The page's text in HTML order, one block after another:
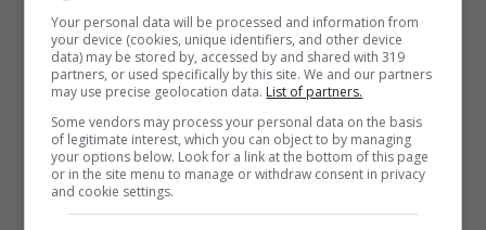
ai percorsi immersi nella macchia
mediterranea che si aprono verso le
calette più appartate. Anche l’arcipelago
di Lavezzi è una meta molto apprezzata
per escursioni giornaliere tra mare
cristallino e paesaggi incontaminati (ma si
Your personal data will be processed and information from
your device (cookies, unique identifiers, and other device
data) may be stored by, accessed by and shared with 319
partners, or used specifically by this site. We and our partners
may use precise geolocation data. List of partners.
Some vendors may process your personal data on the basis
of legitimate interest, which you can object to by managing
your options below. Look for a link at the bottom of this page
or in the site menu to manage or withdraw consent in privacy
and cookie settings.